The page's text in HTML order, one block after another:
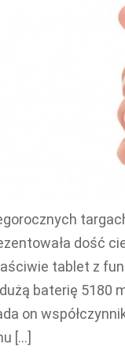
dość
tablet z
baterię 5180
on
[…]